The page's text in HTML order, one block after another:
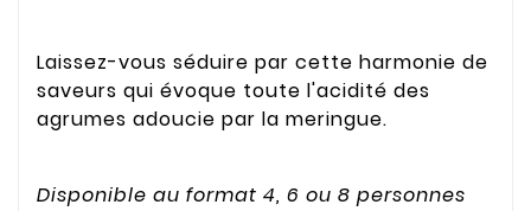
Laissez-vous séduire par cette harmonie de
saveurs qui évoque toute l'acidité des
agrumes adoucie par la meringue.
Disponible au format 4, 6 ou 8 personnes